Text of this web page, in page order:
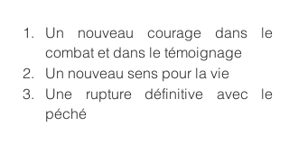
Un nouveau courage dans le
combat et dans le témoignage
Un nouveau sens pour la vie
Une rupture définitive avec le
péché